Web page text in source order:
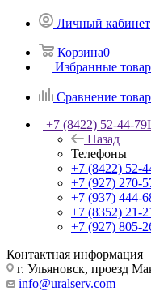
Личный кабинет
Корзина0
Избранные
Сравнение
+7 (8422) 52-44-79
Назад
Телефоны
+7 (8422) 52-
+7 (927) 270-
+7 (937) 444-
+7 (8352) 21-
+7 (927) 805-
Контактная информация
г. Ульяновск, проезд
info@uralserv.com